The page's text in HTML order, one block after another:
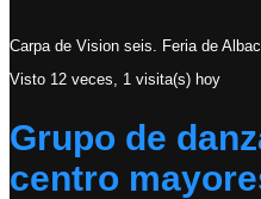
Carpa de Vision seis. Feria de
Visto 12 veces, 1 visita(s) hoy
Grupo de
centro